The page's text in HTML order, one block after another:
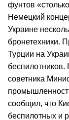
фунтов
Немецкий
Украине
бронетехники.
Турции на
советника
сообщил, что
беспилотных и